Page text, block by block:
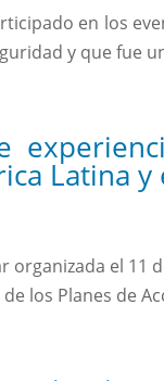
en los
y que fue
Latina y
el 11
los Planes de